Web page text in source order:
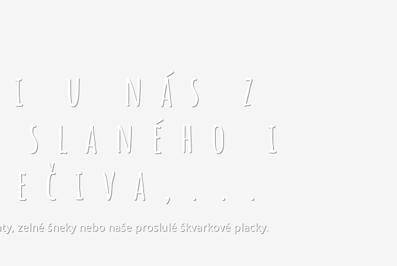
u nás z
i
zelné šneky nebo naše proslulé škvarkové placky.